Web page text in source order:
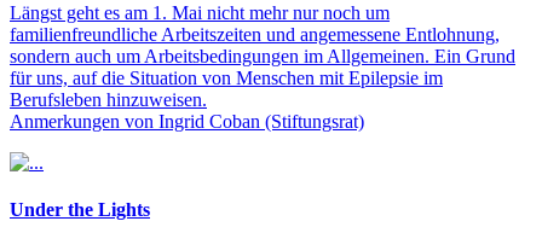
Längst geht es am 1. Mai nicht mehr nur noch um
familienfreundliche Arbeitszeiten und angemessene Entlohnung,
sondern auch um Arbeitsbedingungen im Allgemeinen. Ein Grund
für uns, auf die Situation von Menschen mit Epilepsie im
Berufsleben hinzuweisen.
Anmerkungen von Ingrid Coban (Stiftungsrat)
Under the Lights